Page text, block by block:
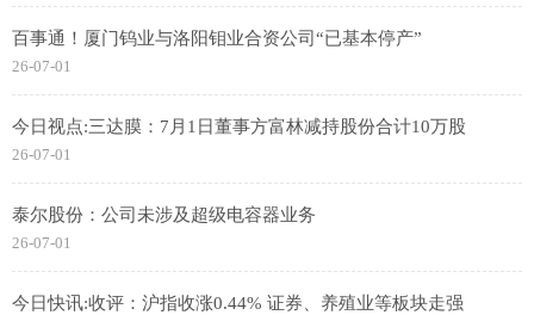
百事通！厦门钨业与洛阳钼业合资公司“已基本停产”
26-07-01
今日视点:三达膜：7月1日董事方富林减持股份合计10万股
26-07-01
泰尔股份：公司未涉及超级电容器业务
26-07-01
今日快讯:收评：沪指收涨0.44% 证券、养殖业等板块走强